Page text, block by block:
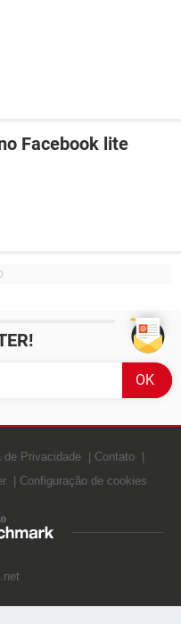
Facebook lite
de Privacidade
Contato
Configuração de cookies